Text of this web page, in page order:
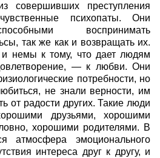
совершивших преступления
психопаты. Они
воспринимать
так же как и возвращать их.
и немы к тому, что дает людям
— к любви. Они
потребности, но
не знали верности, им
от радости других. Такие люди
друзьями, хорошими
хорошими родителями. В
атмосфера эмоционального
интереса друг к другу, и